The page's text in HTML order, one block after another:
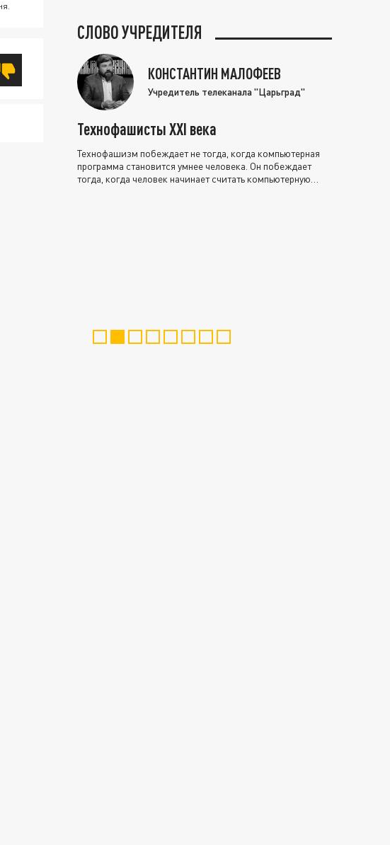
СЛОВО УЧРЕДИТЕЛЯ
КОНСТАНТИН МАЛОФЕЕВ
Учредитель телеканала "Царьград"
Технофашисты XXI века
Технофашизм побеждает не тогда, когда компьютерная
программа становится умнее человека. Он побеждает
тогда, когда человек начинает считать компьютерную